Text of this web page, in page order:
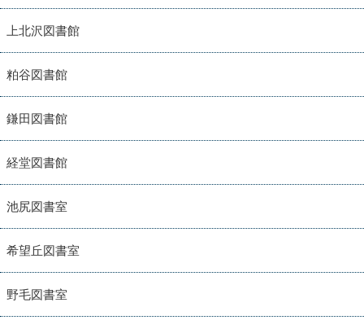
上北沢図書館
粕谷図書館
鎌田図書館
経堂図書館
池尻図書室
希望丘図書室
野毛図書室